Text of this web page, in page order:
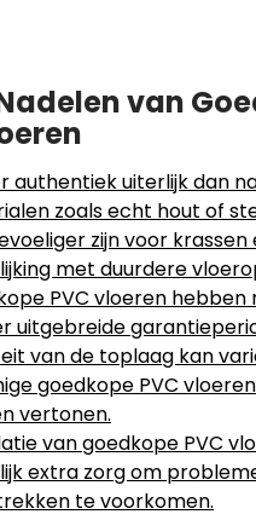
van
authentiek uiterlijk dan
zoals echt hout of
zijn voor krassen
met duurdere
PVC vloeren hebben
uitgebreide
van de toplaag kan
goedkope PVC
vertonen.
van goedkope PVC
extra zorg om
te voorkomen.